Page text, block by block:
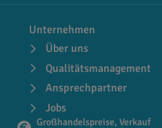
Unternehmen
Über uns
Qualitätsmanagement
Ansprechpartner
Jobs
Großhandelspreise, Verkauf